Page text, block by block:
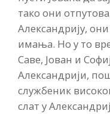
тако они
Александрију,
имања. Но у то
Саве, Јован и
Александрији,
службеник
слат у